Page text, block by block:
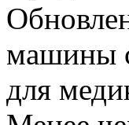
машины
для